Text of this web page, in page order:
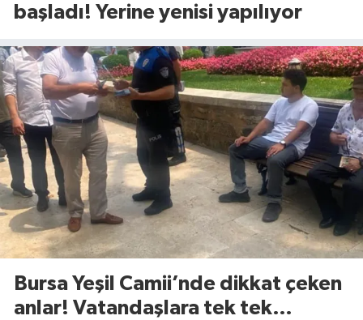
başladı! Yerine yenisi yapılıyor
Bursa Yeşil Camii’nde dikkat çeken
anlar! Vatandaşlara tek tek